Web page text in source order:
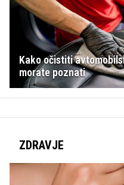
Kako očistiti
morate poznati
ZDRAVJE